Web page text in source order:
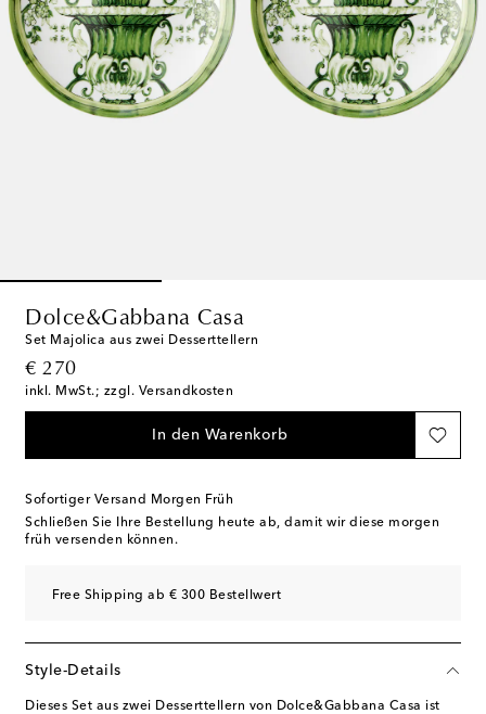
Dolce&Gabbana Casa
Set Majolica aus zwei Desserttellern
€ 270
original price
inkl. MwSt.; zzgl. Versandkosten
In den Warenkorb
Sofortiger Versand Morgen Früh
Schließen Sie Ihre Bestellung heute ab, damit wir diese morgen
früh versenden können.
Free Shipping ab € 300 Bestellwert
Style-Details
Dieses Set aus zwei Desserttellern von Dolce&Gabbana Casa ist